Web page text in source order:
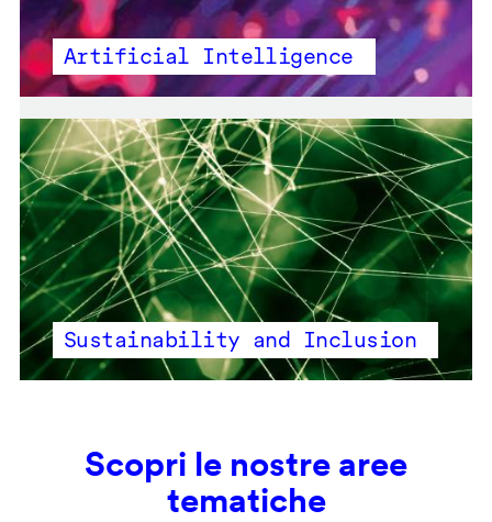
Artificial Intelligence
Sustainability and Inclusion
Scopri le nostre aree
tematiche